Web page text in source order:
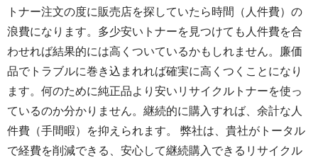
トナー注文の度に販売店を探していたら時間（人件費）の
浪費になります。多少安いトナーを見つけても人件費を合
わせれば結果的には高くついているかもしれません。廉価
品でトラブルに巻き込まれれば確実に高くつくことになり
ます。何のために純正品より安いリサイクルトナーを使っ
ているのか分かりません。継続的に購入すれば、余計な人
件費（手間暇）を抑えられます。 弊社は、貴社がトータル
で経費を削減できる、安心して継続購入できるリサイクル